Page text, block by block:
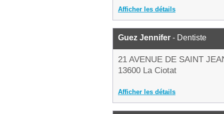
Afficher les détails
Guez Jennifer - Dentiste
21 AVENUE DE SAINT
13600 La Ciotat
Afficher les détails